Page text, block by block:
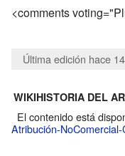
<comments
Última edición hace
WIKIHISTORIA DEL
El contenido está
Atribución-